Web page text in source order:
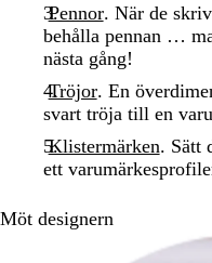
Pennor. När de
behålla pennan …
nästa gång!
Tröjor. En
svart tröja till en
Klistermärken. Sätt
ett
Möt designern